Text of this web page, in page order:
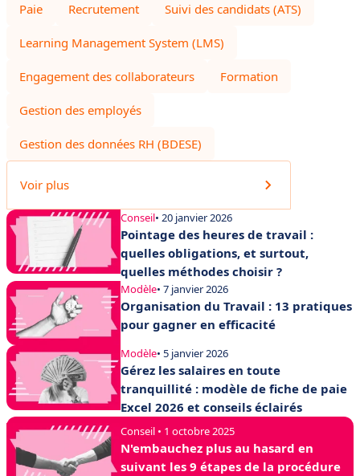
Paie Recrutement Suivi des candidats (ATS)
Learning Management System (LMS)
Engagement des collaborateurs Formation
Gestion des employés
Gestion des données RH (BDESE)
Voir plus
Conseil• 20 janvier 2026
Pointage des heures de travail :
quelles obligations, et surtout,
quelles méthodes choisir ?
Modèle• 7 janvier 2026
Organisation du Travail : 13 pratiques
pour gagner en efficacité
Modèle• 5 janvier 2026
Gérez les salaires en toute
tranquillité : modèle de fiche de paie
Excel 2026 et conseils éclairés
Conseil • 1 octobre 2025
N'embauchez plus au hasard en
suivant les 9 étapes de la procédure